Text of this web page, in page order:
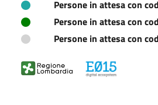
Persone in attesa con
Persone in attesa con
Persone in attesa con